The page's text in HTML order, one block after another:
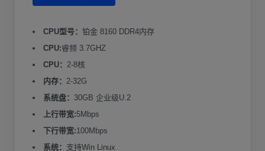
CPU型号： 铂金 8160 DDR4内存
CPU:睿频 3.7GHZ
CPU： 2-8核
内存： 2-32G
系统盘： 30GB 企业级U.2
上行带宽:5Mbps
下行带宽:100Mbps
系统： 支持Win Linux